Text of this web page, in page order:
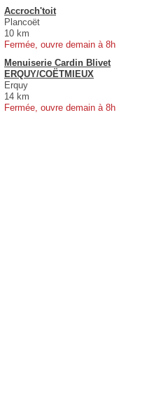
Accroch'toit
Plancoët
10 km
Fermée, ouvre demain à 8h
Menuiserie Cardin Blivet
ERQUY/COËTMIEUX
Erquy
14 km
Fermée, ouvre demain à 8h